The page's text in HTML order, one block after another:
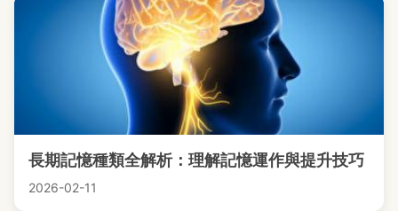
長期記憶種類全解析：理解記憶運作與提升技巧
2026-02-11